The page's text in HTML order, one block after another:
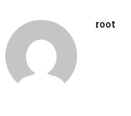
root